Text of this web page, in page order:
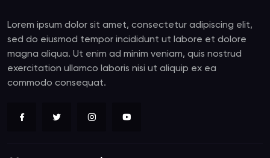
Lorem ipsum dolor sit amet, consectetur adipiscing elit,
sed do eiusmod tempor incididunt ut labore et dolore
magna aliqua. Ut enim ad minim veniam, quis nostrud
exercitation ullamco laboris nisi ut aliquip ex ea
commodo consequat.